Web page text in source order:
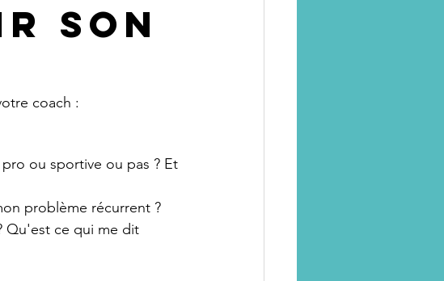
son
coach :
ou sportive ou pas ? Et
problème récurrent ?
Qu'est ce qui me dit